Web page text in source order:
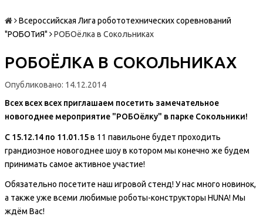
Всероссийская Лига робототехнических соревнований
"РОБОТиЯ"
РОБОёлка в Сокольниках
РОБОЁЛКА В СОКОЛЬНИКАХ
Опубликовано: 14.12.2014
Всех всех всех приглашаем посетить замечательное
новогоднее мероприятие "РОБОёлку" в парке Сокольники!
С 15.12.14 по 11.01.15в 11 павильоне будет проходить
грандиозное новогоднее шоу в котором мы конечно же будем
принимать самое активное участие!
Обязательно посетите наш игровой стенд! У нас много новинок,
а также уже всеми любимые роботы-конструкторы HUNA! Мы
ждём Вас!